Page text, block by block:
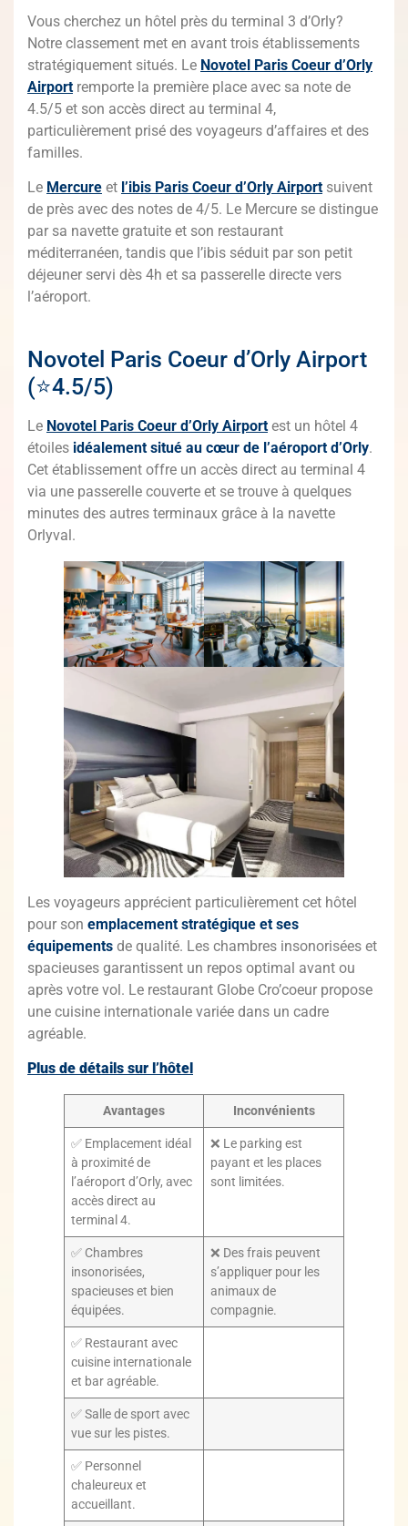
Vous cherchez un hôtel près du terminal 3 d’Orly?
Notre classement met en avant trois établissements
stratégiquement situés. Le Novotel Paris Coeur d’Orly
Airport remporte la première place avec sa note de
4.5/5 et son accès direct au terminal 4,
particulièrement prisé des voyageurs d’affaires et des
familles.
Le Mercure et l’ibis Paris Coeur d’Orly Airport suivent
de près avec des notes de 4/5. Le Mercure se distingue
par sa navette gratuite et son restaurant
méditerranéen, tandis que l’ibis séduit par son petit
déjeuner servi dès 4h et sa passerelle directe vers
l’aéroport.
Novotel Paris Coeur d’Orly Airport
(⭐4.5/5)
Le Novotel Paris Coeur d’Orly Airport est un hôtel 4
étoiles idéalement situé au cœur de l’aéroport d’Orly.
Cet établissement offre un accès direct au terminal 4
via une passerelle couverte et se trouve à quelques
minutes des autres terminaux grâce à la navette
Orlyval.
Les voyageurs apprécient particulièrement cet hôtel
pour son emplacement stratégique et ses
équipements de qualité. Les chambres insonorisées et
spacieuses garantissent un repos optimal avant ou
après votre vol. Le restaurant Globe Cro’coeur propose
une cuisine internationale variée dans un cadre
agréable.
Plus de détails sur l’hôtel
Avantages Inconvénients
✅ Emplacement idéal
à proximité de
l’aéroport d’Orly, avec
accès direct au
terminal 4.
❌ Le parking est
payant et les places
sont limitées.
✅ Chambres
insonorisées,
spacieuses et bien
équipées.
❌ Des frais peuvent
s’appliquer pour les
animaux de
compagnie.
✅ Restaurant avec
cuisine internationale
et bar agréable.
✅ Salle de sport avec
vue sur les pistes.
✅ Personnel
chaleureux et
accueillant.